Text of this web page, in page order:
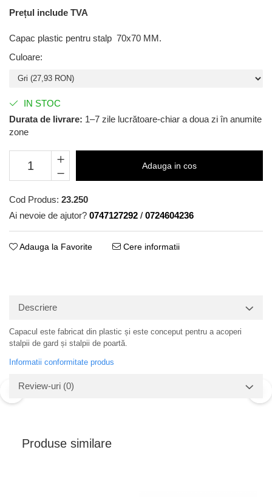
Prețul include TVA
Capac plastic pentru stalp 70x70 MM.
Culoare:
IN STOC
Durata de livrare: 1–7 zile lucrătoare-chiar a doua zi în anumite
zone
Adauga in cos
Cod Produs: 23.250
Ai nevoie de ajutor? 0747127292 / 0724604236
Adauga la Favorite Cere informatii
Descriere
Capacul este fabricat din plastic și este conceput pentru a acoperi
stalpii de gard și stalpii de poartă.
Informatii conformitate produs
Review-uri (0)
Produse similare